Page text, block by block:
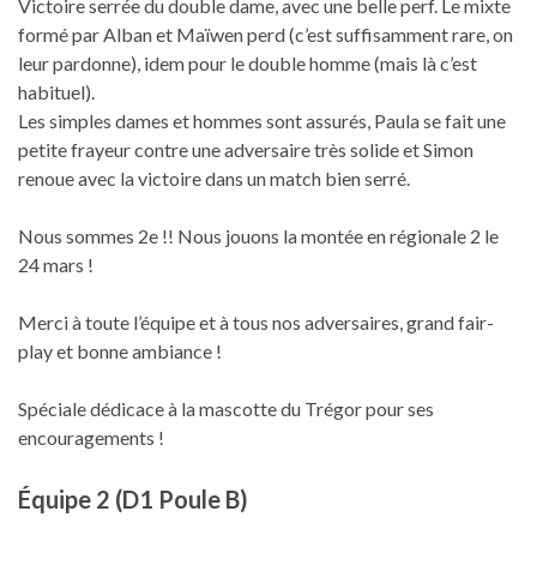
Victoire serrée du double dame, avec une belle perf. Le mixte
formé par Alban et Maïwen perd (c’est suffisamment rare, on
leur pardonne), idem pour le double homme (mais là c’est
habituel).
Les simples dames et hommes sont assurés, Paula se fait une
petite frayeur contre une adversaire très solide et Simon
renoue avec la victoire dans un match bien serré.
Nous sommes 2e !! Nous jouons la montée en régionale 2 le
24 mars !
Merci à toute l’équipe et à tous nos adversaires, grand fair-
play et bonne ambiance !
Spéciale dédicace à la mascotte du Trégor pour ses
encouragements !
Équipe 2 (D1 Poule B)